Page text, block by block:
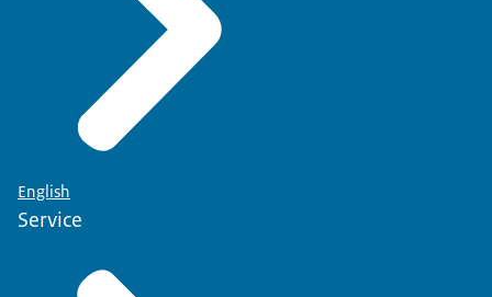
English
Service